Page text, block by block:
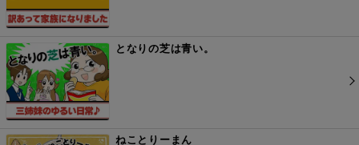
となりの芝は青い。
ねことりーまん